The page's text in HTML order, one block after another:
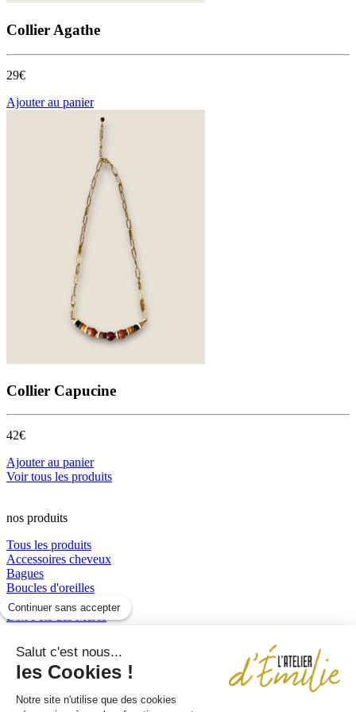
Collier Agathe
29€
Ajouter au panier
Collier Capucine
42€
Ajouter au panier
Voir tous les produits
nos produits
Tous les produits
Accessoires cheveux
Bagues
Boucles d'oreilles
Boucles d’oreilles
Box Fête des Mères
Colliers
perles et résine
Sautoirs
Pages
Continuer sans accepter
Salut c'est nous...
les Cookies !
Notre site n'utilise que des cookies